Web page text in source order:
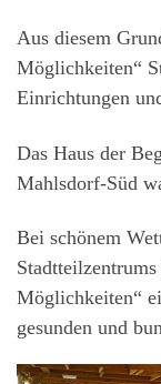
Aus diesem
Möglichkeiten“
Einrichtungen
Das Haus der
Mahlsdorf-Süd
Bei schönem
Möglichkeiten“
gesunden und